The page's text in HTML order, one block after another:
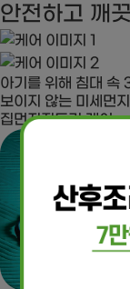
안전하고 깨
아기를 위해 침대 속
보이지 않는 미세먼
집먼지진드기 케어